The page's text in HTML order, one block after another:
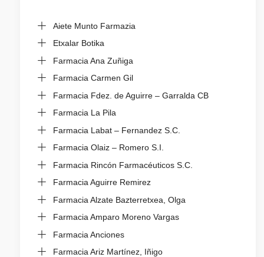
Aiete Munto Farmazia
Etxalar Botika
Farmacia Ana Zuñiga
Farmacia Carmen Gil
Farmacia Fdez. de Aguirre – Garralda CB
Farmacia La Pila
Farmacia Labat – Fernandez S.C.
Farmacia Olaiz – Romero S.I.
Farmacia Rincón Farmacéuticos S.C.
Farmacia Aguirre Remirez
Farmacia Alzate Bazterretxea, Olga
Farmacia Amparo Moreno Vargas
Farmacia Anciones
Farmacia Ariz Martínez, Iñigo